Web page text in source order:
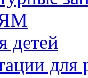
детей
для